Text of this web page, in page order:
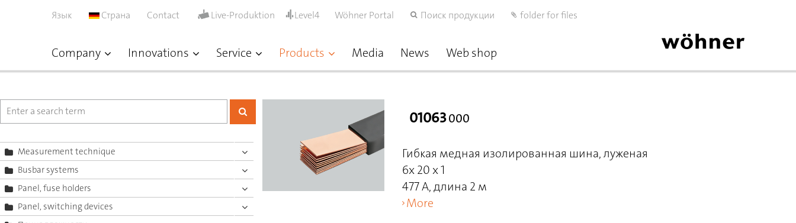
Company Innovations Service Products Media News Web shop
Язык Страна Contact Live-Produktion Level4 Wöhner Portal Поиск продукции folder for files
Measurement technique
Busbar systems
Panel, fuse holders
Panel, switching devices
01063000
Гибкая медная изолированная шина, луженая
6x 20 x 1
477 A, длина 2 м
More